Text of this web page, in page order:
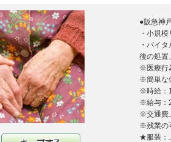
●阪急神
・小規
・バイ
後の処置
※医療行
※簡単な
※時給：
※給与：
※交通費
※残業の
★服装：